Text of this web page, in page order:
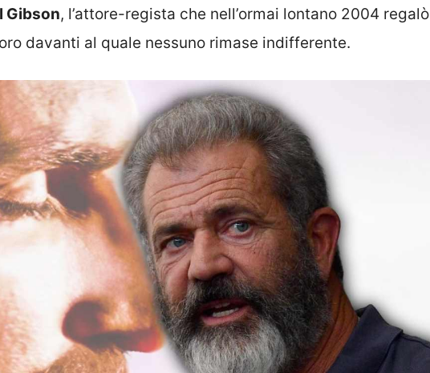
Gibson, l’attore-regista che nell’ormai lontano 2004 regalò
davanti al quale nessuno rimase indifferente.